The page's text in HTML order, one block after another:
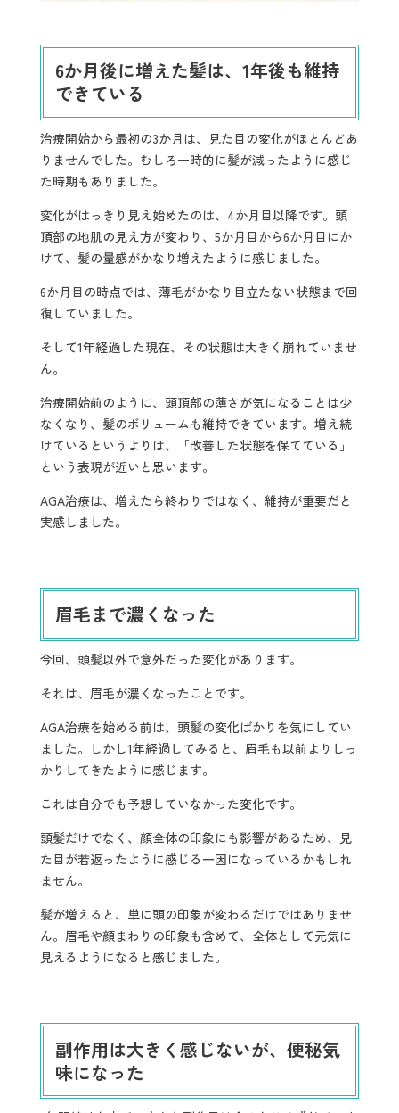
6か月後に増えた髪は、1年後も維持
できている
治療開始から最初の3か月は、見た目の変化がほとんどあ
りませんでした。むしろ一時的に髪が減ったように感じ
た時期もありました。
変化がはっきり見え始めたのは、4か月目以降です。頭
頂部の地肌の見え方が変わり、5か月目から6か月目にか
けて、髪の量感がかなり増えたように感じました。
6か月目の時点では、薄毛がかなり目立たない状態まで回
復していました。
そして1年経過した現在、その状態は大きく崩れていませ
ん。
治療開始前のように、頭頂部の薄さが気になることは少
なくなり、髪のボリュームも維持できています。増え続
けているというよりは、「改善した状態を保てている」
という表現が近いと思います。
AGA治療は、増えたら終わりではなく、維持が重要だと
実感しました。
眉毛まで濃くなった
今回、頭髪以外で意外だった変化があります。
それは、眉毛が濃くなったことです。
AGA治療を始める前は、頭髪の変化ばかりを気にしてい
ました。しかし1年経過してみると、眉毛も以前よりしっ
かりしてきたように感じます。
これは自分でも予想していなかった変化です。
頭髪だけでなく、顔全体の印象にも影響があるため、見
た目が若返ったように感じる一因になっているかもしれ
ません。
髪が増えると、単に頭の印象が変わるだけではありませ
ん。眉毛や顔まわりの印象も含めて、全体として元気に
見えるようになると感じました。
副作用は大きく感じないが、便秘気
味になった